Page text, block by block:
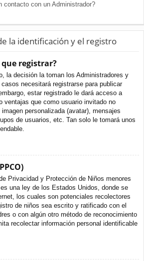
contacto con un Administrador?
la identificación y el registro
registrar?
la decisión la toman los Administradores y
necesitará registrarse para publicar
estar registrado le dará acceso a
ventajas que como usuario invitado no
personalizada (avatar), mensajes
de usuarios, etc. Tan solo le tomará unos
Privacidad y Protección de Niños menores
una ley de los Estados Unidos, donde se
los cuales son potenciales recolectores
de niños sea escrito y ratificado con el
o con algún otro método de reconocimiento
recolectar información personal identificable